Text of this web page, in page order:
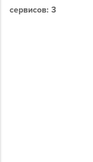
сервисов: 3